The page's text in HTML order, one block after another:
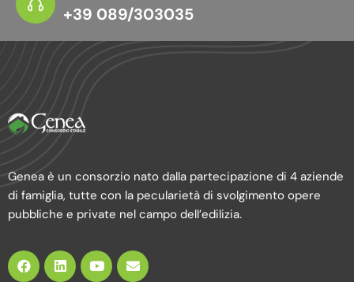
+39 089/303035
Genea è un consorzio nato dalla partecipazione di 4 aziende
di famiglia, tutte con la pecularietà di svolgimento opere
pubbliche e private nel campo dell’edilizia.